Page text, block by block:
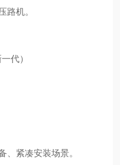
路机。
代）
、紧凑安装场景。